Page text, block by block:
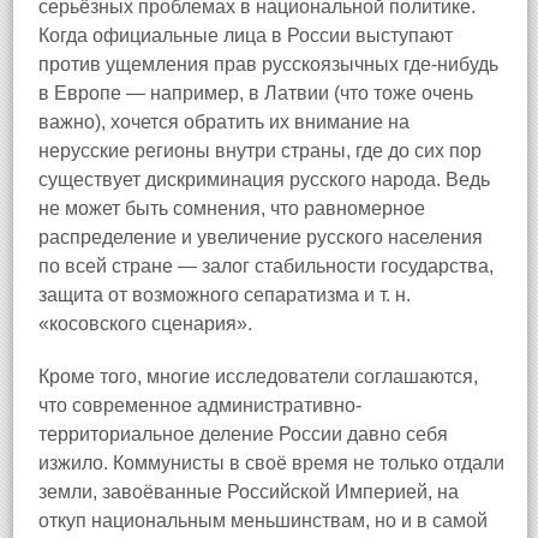
серьёзных проблемах в национальной политике.
Когда официальные лица в России выступают
против ущемления прав русскоязычных где-нибудь
в Европе — например, в Латвии (что тоже очень
важно), хочется обратить их внимание на
нерусские регионы внутри страны, где до сих пор
существует дискриминация русского народа. Ведь
не может быть сомнения, что равномерное
распределение и увеличение русского населения
по всей стране — залог стабильности государства,
защита от возможного сепаратизма и т. н.
«косовского сценария».
Кроме того, многие исследователи соглашаются,
что современное административно-
территориальное деление России давно себя
изжило. Коммунисты в своё время не только отдали
земли, завоёванные Российской Империей, на
откуп национальным меньшинствам, но и в самой